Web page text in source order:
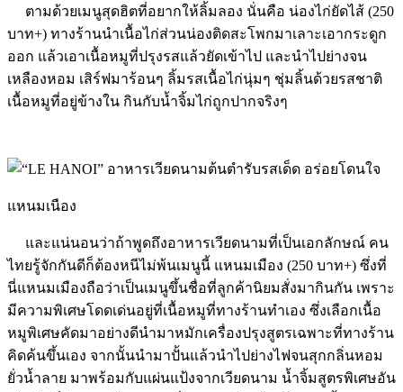
ตามด้วยเมนูสุดฮิตที่อยากให้ลิ้มลอง นั่นคือ น่องไก่ยัดไส้ (250
บาท+) ทางร้านนำเนื้อไก่ส่วนน่องติดสะโพกมาเลาะเอากระดูก
ออก แล้วเอาเนื้อหมูที่ปรุงรสแล้วยัดเข้าไป และนำไปย่างจน
เหลืองหอม เสิร์ฟมาร้อนๆ ลิ้มรสเนื้อไก่นุ่มๆ ชุ่มลิ้นด้วยรสชาติ
เนื้อหมูที่อยู่ข้างใน กินกับน้ำจิ้มไก่ถูกปากจริงๆ
แหนมเนือง
และแน่นอนว่าถ้าพูดถึงอาหารเวียดนามที่เป็นเอกลักษณ์ คน
ไทยรู้จักกันดีก็ต้องหนีไม่พ้นเมนูนี้ แหนมเมือง (250 บาท+) ซึ่งที่
นี่แหนมเมืองถือว่าเป็นเมนูขึ้นชื่อที่ลูกค้านิยมสั่งมากินกัน เพราะ
มีความพิเศษโดดเด่นอยู่ที่เนื้อหมูที่ทางร้านทำเอง ซึ่งเลือกเนื้อ
หมูพิเศษคัดมาอย่างดีนำมาหมักเครื่องปรุงสูตรเฉพาะที่ทางร้าน
คิดค้นขึ้นเอง จากนั้นนำมาปั้นแล้วนำไปย่างไฟจนสุกกลิ่นหอม
ยั่วน้ำลาย มาพร้อมกับแผ่นแป้งจากเวียดนาม น้ำจิ้มสูตรพิเศษอัน